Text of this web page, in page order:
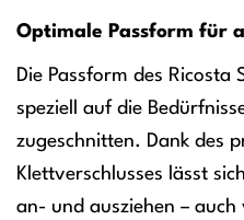
Optimale Passform für
Die Passform des Ricosta
speziell auf die
zugeschnitten. Dank des
Klettverschlusses lässt
an- und ausziehen –